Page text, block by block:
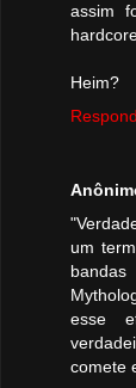
assim
Heim?
um
bandas
esse
comete